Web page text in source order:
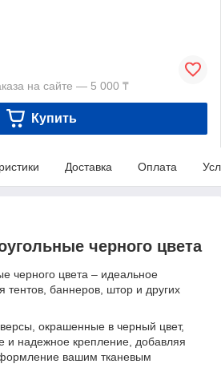
на сайте — 5 000 ₸
Купить
Доставка Оплата
черного цвета
черного цвета – идеальное
тентов, баннеров, штор и других
окрашенные в черный цвет,
и надежное крепление, добавляя
вашим тканевым